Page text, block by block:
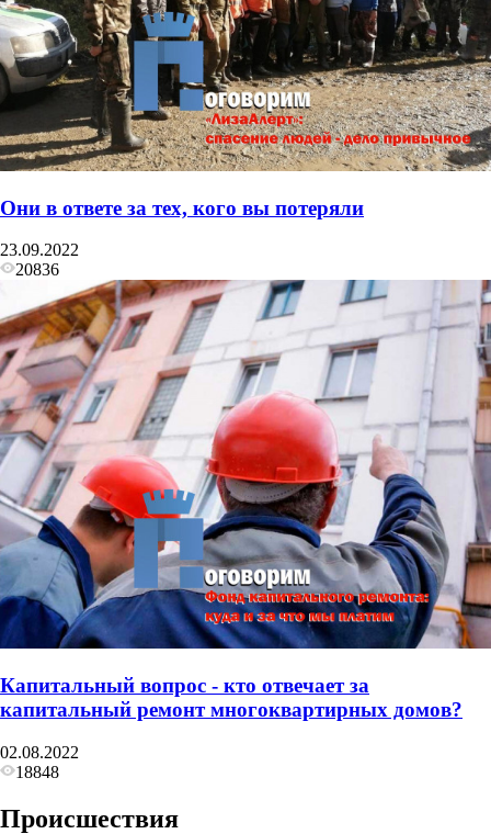
Они в ответе за тех, кого вы потеряли
23.09.2022
20836
Капитальный вопрос - кто отвечает за
капитальный ремонт многоквартирных домов?
02.08.2022
18848
Происшествия